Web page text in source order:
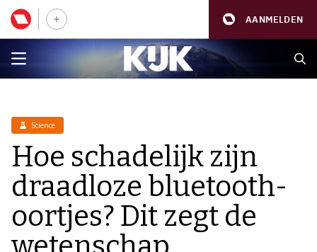
AANMELDEN
Science
Hoe schadelijk zijn
draadloze bluetooth-
oortjes? Dit zegt de